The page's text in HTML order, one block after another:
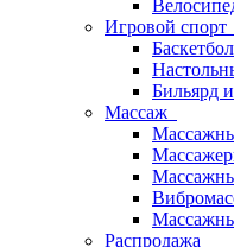
Игровой спорт
Баскетбол
Бильярд
Массаж
Распродажа